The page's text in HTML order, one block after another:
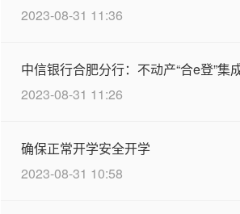
2023-08-31 11:36
中信银行合肥分行：不动产“合e登”集
2023-08-31 11:26
确保正常开学安全开学
2023-08-31 10:58